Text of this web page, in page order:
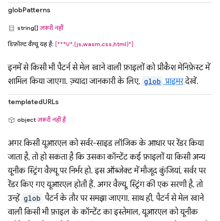
globPatterns
string[]ज़रूरी नहीं
डिफ़ॉल्ट वैल्यू यह है: ["**\/*.{js,wasm,css,html}"]
इनमें से किसी भी पैटर्न से मेल खाने वाली फ़ाइलों को प्रीकैश मेनिफ़ेस्ट में
शामिल किया जाएगा. ज़्यादा जानकारी के लिए, glob प्राइमरदेखें.
templatedURLs
objectज़रूरी नहीं है
अगर किसी यूआरएल को सर्वर-साइड लॉजिक के आधार पर रेंडर किया
जाता है, तो हो सकता है कि उसका कॉन्टेंट कई फ़ाइलों या किसी अन्य
यूनीक स्ट्रिंग वैल्यू पर निर्भर हो. इस ऑब्जेक्ट में मौजूद कुंजियां, सर्वर पर
रेंडर किए गए यूआरएल होती हैं. अगर वैल्यू, स्ट्रिंग की एक सरणी है, तो
उन्हें glob पैटर्न के तौर पर समझा जाएगा. साथ ही, पैटर्न से मेल खाने
वाली किसी भी फ़ाइल के कॉन्टेंट का इस्तेमाल, यूआरएल को यूनीक